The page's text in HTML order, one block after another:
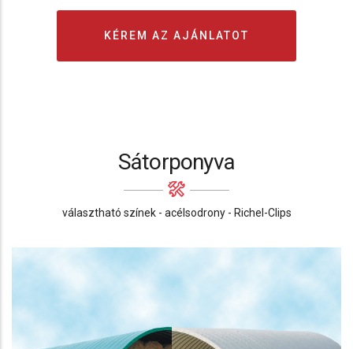
KÉREM AZ AJÁNLATOT
Sátorponyva
választható színek - acélsodrony - Richel-Clips